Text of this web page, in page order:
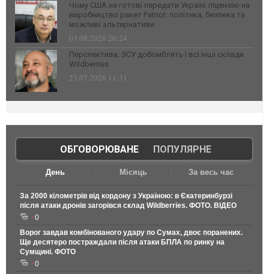
Чому США не готові передати Україні ліцензію на
виробництво ракет Patriot: політика, безпека та
можливі альтернативи
03.08.2026 20:24
Перспектива: ЗСУ добомблять і всі інші склади
Wildberries
23.07.2026 11:31
ОБГОВОРЮВАНЕ| ПОПУЛЯРНЕ
День Місяць За весь час
За 2000 кілометрів від кордону з Україною: в Єкатеринбурзі
після атаки дронів загорівся склад Wildberries. ФОТО. ВІДЕО
0
Ворог завдав комбінованого удару по Сумах, двоє поранених.
Ще десятеро постраждали після атаки БПЛА по ринку на
Сумщині. ФОТО
0